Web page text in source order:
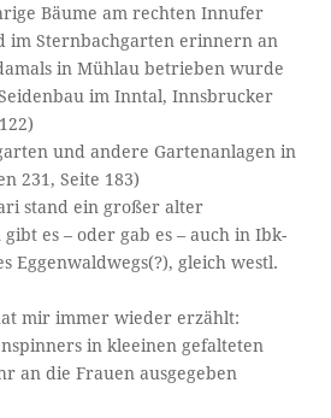
Bäume am rechten Innufer
im Sternbachgarten erinnern an
in Mühlau betrieben wurde
im Inntal, Innsbrucker
und andere Gartenanlagen in
231, Seite 183)
stand ein großer alter
es – oder gab es – auch in Ibk-
Eggenwaldwegs(?), gleich westl.
mir immer wieder erzählt:
in kleeinen gefalteten
an die Frauen ausgegeben